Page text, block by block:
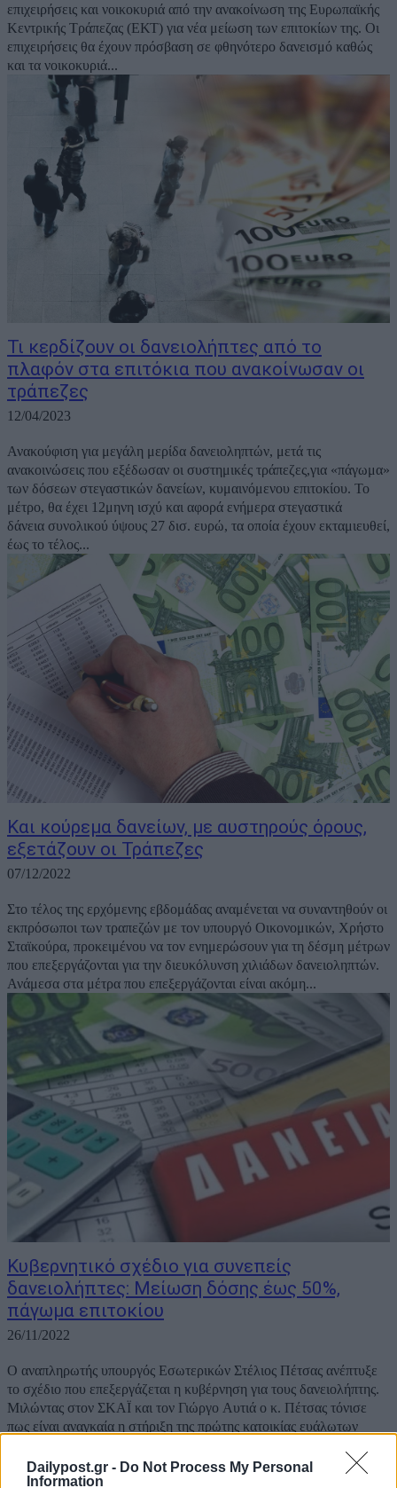
Dailypost.gr - Do Not Process My Personal
Information
επιχειρήσεις και νοικοκυριά από την ανακοίνωση της Ευρωπαϊκής
Κεντρικής Τράπεζας (ΕΚΤ) για νέα μείωση των επιτοκίων της. Οι
επιχειρήσεις θα έχουν πρόσβαση σε φθηνότερο δανεισμό καθώς
και τα νοικοκυριά...
Τι κερδίζουν οι δανειολήπτες από το
πλαφόν στα επιτόκια που ανακοίνωσαν οι
τράπεζες
12/04/2023
Ανακούφιση για μεγάλη μερίδα δανειοληπτών, μετά τις
ανακοινώσεις που εξέδωσαν οι συστημικές τράπεζες,για «πάγωμα»
των δόσεων στεγαστικών δανείων, κυμαινόμενου επιτοκίου. Το
μέτρο, θα έχει 12μηνη ισχύ και αφορά ενήμερα στεγαστικά
δάνεια συνολικού ύψους 27 δισ. ευρώ, τα οποία έχουν εκταμιευθεί,
έως το τέλος...
Και κούρεμα δανείων, με αυστηρούς όρους,
εξετάζουν οι Τράπεζες
07/12/2022
Στο τέλος της ερχόμενης εβδομάδας αναμένεται να συναντηθούν οι
εκπρόσωποι των τραπεζών με τον υπουργό Οικονομικών, Χρήστο
Σταϊκούρα, προκειμένου να τον ενημερώσουν για τη δέσμη μέτρων
που επεξεργάζονται για την διευκόλυνση χιλιάδων δανειοληπτών.
Ανάμεσα στα μέτρα που επεξεργάζονται είναι ακόμη...
Κυβερνητικό σχέδιο για συνεπείς
δανειολήπτες: Μείωση δόσης έως 50%,
πάγωμα επιτοκίου
26/11/2022
Ο αναπληρωτής υπουργός Εσωτερικών Στέλιος Πέτσας ανέπτυξε
το σχέδιο που επεξεργάζεται η κυβέρνηση για τους δανειολήπτης.
Μιλώντας στον ΣΚΑΪ και τον Γιώργο Αυτιά ο κ. Πέτσας τόνισε
πως είναι αναγκαία η στήριξη της πρώτης κατοικίας ευάλωτων